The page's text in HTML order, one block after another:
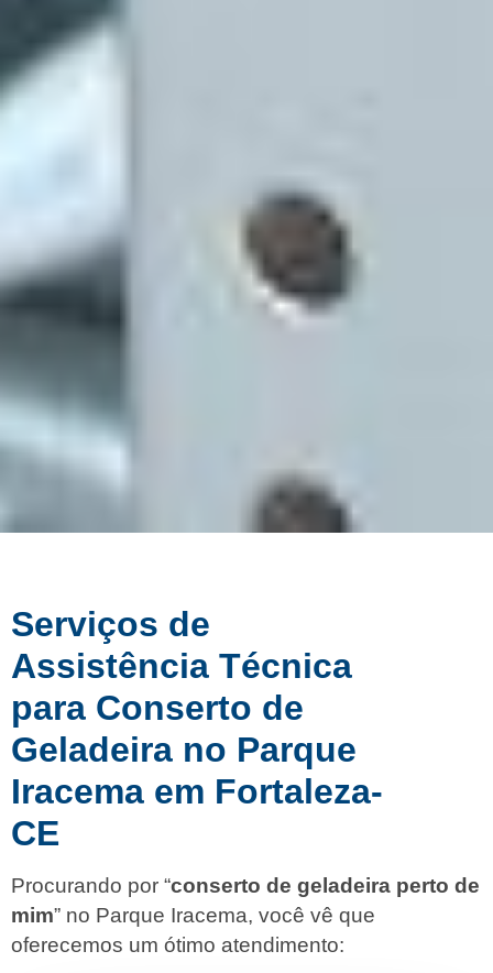
Serviços de
Assistência Técnica
para Conserto de
Geladeira no Parque
Iracema em Fortaleza-
CE
Procurando por “conserto de geladeira perto de
mim” no Parque Iracema, você vê que
oferecemos um ótimo atendimento: